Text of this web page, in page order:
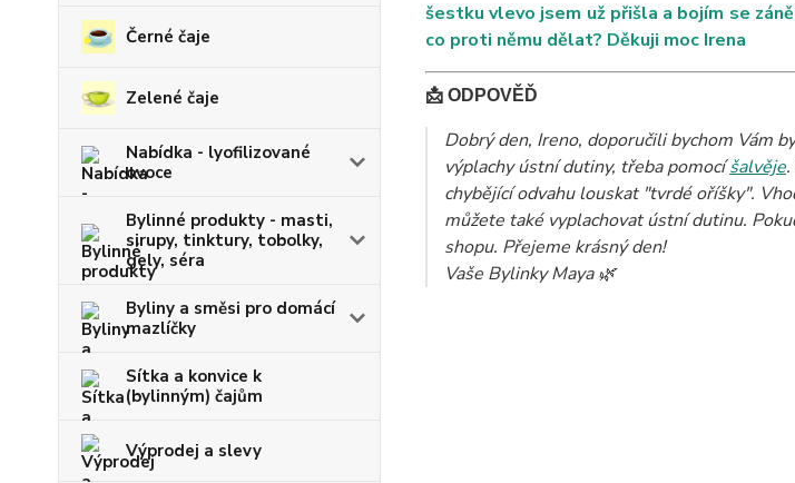
Černé čaje
Zelené čaje
Nabídka - lyofilizované
ovoce
Bylinné produkty - masti,
sirupy, tinktury, tobolky,
gely, séra
Byliny a směsi pro domácí
mazlíčky
Sítka a konvice k
(bylinným) čajům
Výprodej a slevy
šestku vlevo jsem už přišla a bojím se
co proti němu dělat? Děkuji moc Irena
📩 ODPOVĚĎ
Dobrý den, Ireno, doporučili bychom Vám
výplachy ústní dutiny, třeba pomocíšalvěje.
chybějící odvahu louskat "tvrdé oříšky".
můžete také vyplachovat ústní dutinu.
shopu. Přejeme krásný den!
Vaše Bylinky Maya 🌿